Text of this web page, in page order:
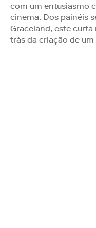
com um entusiasmo
cinema. Dos painéis
Graceland, este
trás da criação de